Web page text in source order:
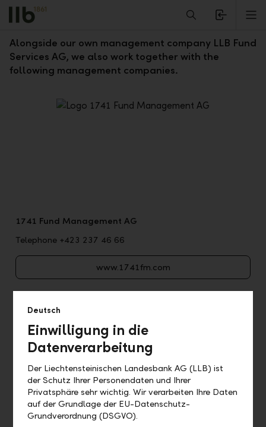
Alerts.Headline
Cooperation with excellent partners
Alongside our own management company LLB Fund
Services AG, we also work together with the
following management companies.
1741 Fund Management AG
Telephone +423 237 46 66
www.1741fm.com
Accuro Fund Solutions AG
Deutsch
Einwilligung in die
Datenverarbeitung
Der Liechtensteinischen Landesbank AG (LLB) ist
der Schutz Ihrer Personendaten und Ihrer
Privatsphäre sehr wichtig. Wir verarbeiten Ihre Daten
auf der Grundlage der EU-Datenschutz-
Grundverordnung (DSGVO).